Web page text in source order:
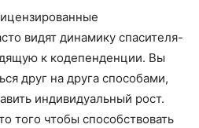
видят динамику спасителя-
к кодепенденции. Вы
друг на друга способами,
индивидуальный рост.
того чтобы способствовать